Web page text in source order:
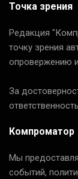
Точка зрения
Редакция
точку зрения
опровержению
За
Компроматор
Мы
событий,